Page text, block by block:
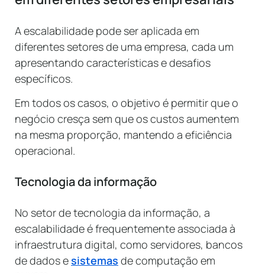
A escalabilidade pode ser aplicada em
diferentes setores de uma empresa, cada um
apresentando características e desafios
específicos.
Em todos os casos, o objetivo é permitir que o
negócio cresça sem que os custos aumentem
na mesma proporção, mantendo a eficiência
operacional.
Tecnologia da informação
No setor de tecnologia da informação, a
escalabilidade é frequentemente associada à
infraestrutura digital, como servidores, bancos
de dados esistemas de computação em